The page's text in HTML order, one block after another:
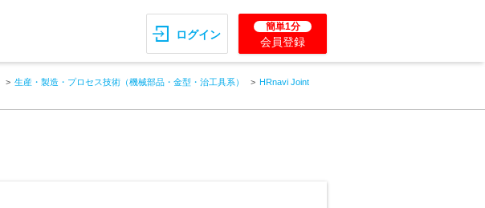
ログイン
簡単1分
会員登録
生産・製造・プロセス技術（機械部品・金型・治工具系）
HRnavi Joint